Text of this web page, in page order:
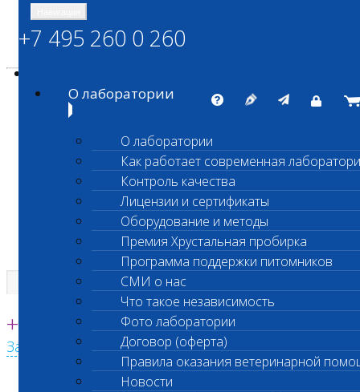
ШАНС БИО
Независимая ветеринарная лаборатория
Единая круглосуточная справочная
+7 495 260 0 260
Заказать звонок с сайта
+7 495 260 0 260
О лаборатории
О лаборатории
Как работает современная
Контроль качества
Лицензии и сертификаты
Оборудование и методы
Премия Хрустальная пробирка
Программа поддержки питомников
СМИ о нас
Что такое независимость
Фото лаборатории
Договор (оферта)
Правила оказания ветеринарной
Новости
Главная страница